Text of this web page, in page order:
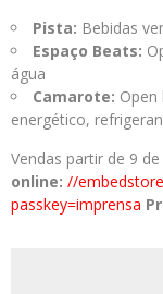
Pista: Bebidas
Espaço Beats:
água
Camarote: Open
energético,
Vendas partir de 9
online: //
passkey=imprensa